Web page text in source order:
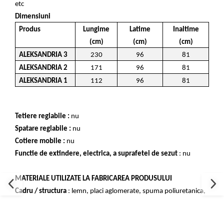
etc
Dimensiuni
Produs
Lungime
(cm)
Latime
(cm)
Inaltime
(cm)
ALEKSANDRIA 3
230 96
81
ALEKSANDRIA 2
171 96
81
ALEKSANDRIA 1
112 96 81
Tetiere reglabile : nu
Spatare reglabile : nu
Cotiere mobile : nu
Functie de extindere, electrica, a suprafetei de sezut : nu
MATERIALE UTILIZATE LA FABRICAREA PRODUSULUI
Cadru / structura : lemn, placi aglomerate, spuma poliuretanica,